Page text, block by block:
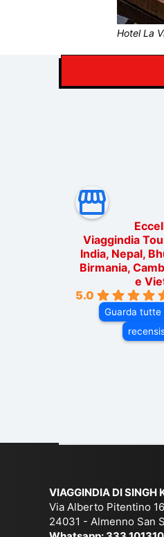
Hotel La
Viaggindia
India, Nepal,
Birmania,
e
5.0
Guarda tutte
VIAGGINDIA DI SINGH
Via Alberto Pitentino
24031 - Almenno San